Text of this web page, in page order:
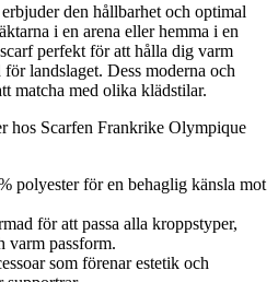
den hållbarhet och optimal
i en arena eller hemma i en
perfekt för att hålla dig varm
landslaget. Dess moderna och
matcha med olika klädstilar.
hos Scarfen Frankrike Olympique
polyester för en behaglig känsla mot
för att passa alla kroppstyper,
varm passform.
som förenar estetik och